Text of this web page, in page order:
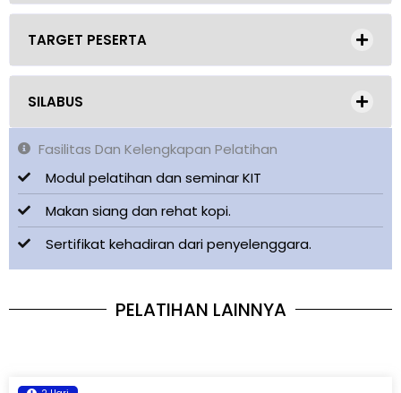
TARGET PESERTA
SILABUS
Fasilitas Dan Kelengkapan Pelatihan
Modul pelatihan dan seminar KIT
Makan siang dan rehat kopi.
Sertifikat kehadiran dari penyelenggara.
PELATIHAN LAINNYA